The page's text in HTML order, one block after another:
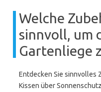
Welche
sinnvoll, um
Gartenliege
Entdecken Sie sinnvolles
Kissen über